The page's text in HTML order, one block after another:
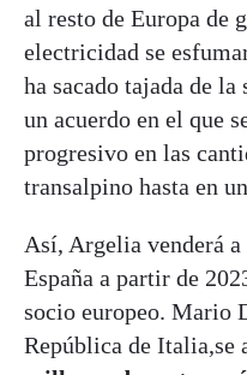
al resto de Europa de
electricidad se
ha sacado tajada de
un acuerdo en el que
progresivo en las
transalpino hasta en
Así, Argelia venderá
España a partir de
socio europeo. Mario
República de Italia,se